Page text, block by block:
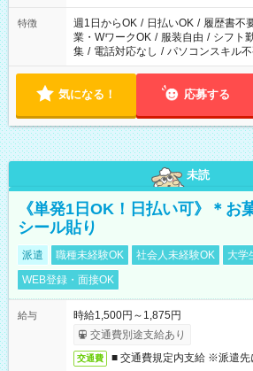
特徴 週1日からOK / 日払いOK / 履歴書不
業・WワークOK / 服装自由 / シフト
集 / 電話対応なし / パソコンスキル
気になる！ 応募する
未読
《単発1日OK！日払い可》＊お
シール貼り
派遣 職種未経験OK 社会人未経験OK 大学
WEB登録・面接OK
給与
時給1,500円～1,875円
交通費別途支給あり
交通費 ■ 交通費規定内支給 ※派遣先